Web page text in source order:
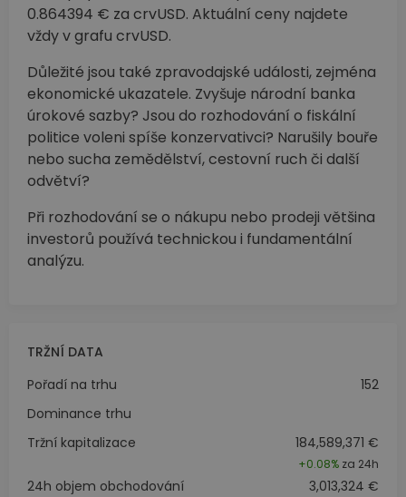
0.864394 € za crvUSD. Aktuální ceny najdete
vždy v grafu crvUSD.
Důležité jsou také zpravodajské události, zejména
ekonomické ukazatele. Zvyšuje národní banka
úrokové sazby? Jsou do rozhodování o fiskální
politice voleni spíše konzervativci? Narušily bouře
nebo sucha zemědělství, cestovní ruch či další
odvětví?
Při rozhodování se o nákupu nebo prodeji většina
investorů používá technickou i fundamentální
analýzu.
TRŽNÍ DATA
Pořadí na trhu
152
Dominance trhu
Tržní kapitalizace
184,589,371 €
+0.08% za 24h
24h objem obchodování 3,013,324 €